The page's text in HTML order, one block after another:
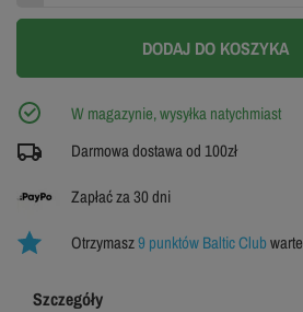
DODAJ DO KOSZYKA
W magazynie, wysyłka natychmiast
Darmowa dostawa od 100zł
Zapłać za 30 dni
Otrzymasz9 punktów Baltic Clubwarte
Szczegóły